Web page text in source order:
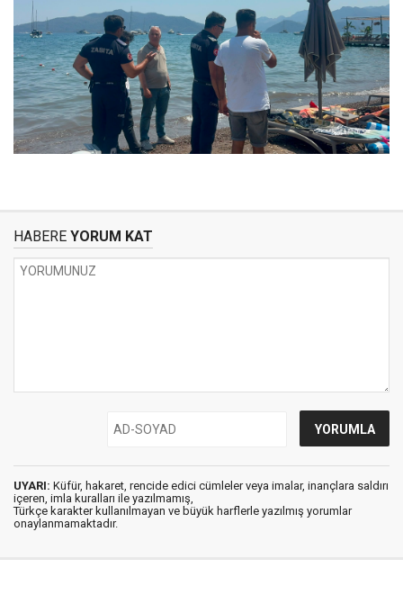
HABERE YORUM KAT
UYARI: Küfür, hakaret, rencide edici cümleler veya imalar, inançlara saldırı
içeren, imla kuralları ile yazılmamış,
Türkçe karakter kullanılmayan ve büyük harflerle yazılmış yorumlar
onaylanmamaktadır.